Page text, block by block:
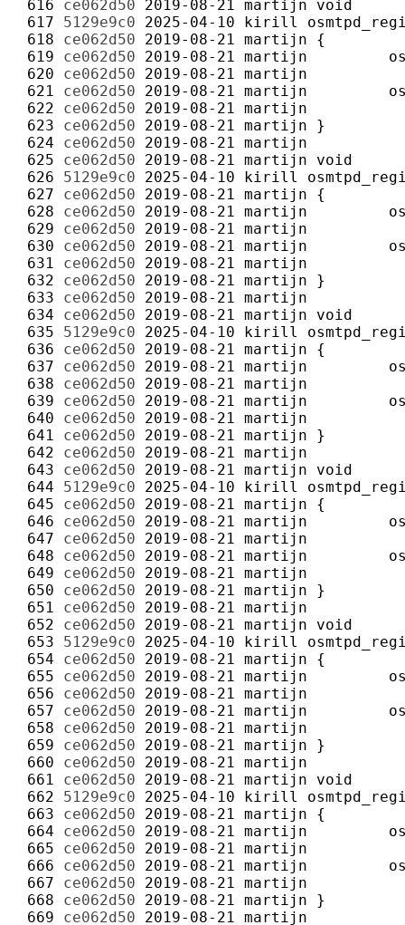
616 ce062d50 2019-08-21 martijn
617 5129e9c0 2025-04-10
kirill
618 ce062d50 2019-08-21 martijn
619 ce062d50 2019-08-21 martijn
620 ce062d50 2019-08-21 martijn
621 ce062d50 2019-08-21 martijn
622 ce062d50 2019-08-21 martijn
623 ce062d50 2019-08-21 martijn
624 ce062d50 2019-08-21 martijn
625 ce062d50 2019-08-21 martijn
626 5129e9c0 2025-04-10
kirill
627 ce062d50 2019-08-21 martijn
628 ce062d50 2019-08-21 martijn
629 ce062d50 2019-08-21 martijn
630 ce062d50 2019-08-21 martijn
631 ce062d50 2019-08-21 martijn
632 ce062d50 2019-08-21 martijn
633 ce062d50 2019-08-21 martijn
634 ce062d50 2019-08-21 martijn
635 5129e9c0 2025-04-10
kirill
636 ce062d50 2019-08-21 martijn
637 ce062d50 2019-08-21 martijn
638 ce062d50 2019-08-21 martijn
639 ce062d50 2019-08-21 martijn
640 ce062d50 2019-08-21 martijn
641 ce062d50 2019-08-21 martijn
642 ce062d50 2019-08-21 martijn
643 ce062d50 2019-08-21 martijn
644 5129e9c0 2025-04-10
kirill
645 ce062d50 2019-08-21 martijn
646 ce062d50 2019-08-21 martijn
647 ce062d50 2019-08-21 martijn
648 ce062d50 2019-08-21 martijn
649 ce062d50 2019-08-21 martijn
650 ce062d50 2019-08-21 martijn
651 ce062d50 2019-08-21 martijn
652 ce062d50 2019-08-21 martijn
653 5129e9c0 2025-04-10
kirill
654 ce062d50 2019-08-21 martijn
655 ce062d50 2019-08-21 martijn
656 ce062d50 2019-08-21 martijn
657 ce062d50 2019-08-21 martijn
658 ce062d50 2019-08-21 martijn
659 ce062d50 2019-08-21 martijn
660 ce062d50 2019-08-21 martijn
661 ce062d50 2019-08-21 martijn
662 5129e9c0 2025-04-10
kirill
663 ce062d50 2019-08-21 martijn
664 ce062d50 2019-08-21 martijn
665 ce062d50 2019-08-21 martijn
666 ce062d50 2019-08-21 martijn
667 ce062d50 2019-08-21 martijn
668 ce062d50 2019-08-21 martijn
669 ce062d50 2019-08-21 martijn